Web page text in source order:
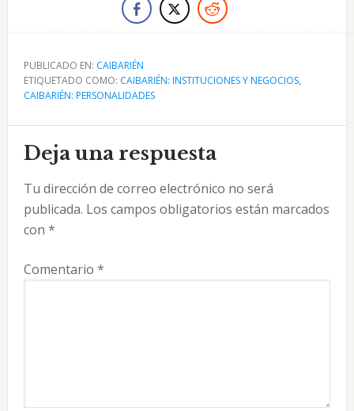
PUBLICADO EN: CAIBARIÉN
ETIQUETADO COMO: CAIBARIÉN: INSTITUCIONES Y NEGOCIOS,
CAIBARIÉN: PERSONALIDADES
Interacciones
con
los
lectores
Deja una respuesta
Tu dirección de correo electrónico no será
publicada. Los campos obligatorios están marcados
con *
Comentario *